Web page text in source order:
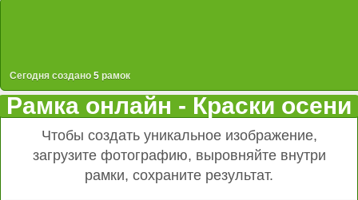
Сегодня создано 5 рамок
Рамка онлайн - Краски осени
Чтобы создать уникальное изображение,
загрузите фотографию, выровняйте внутри
рамки, сохраните результат.